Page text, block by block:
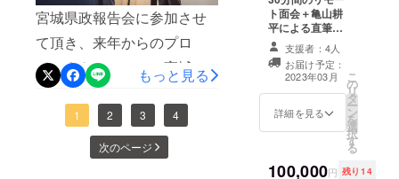
致します。お時間を作って
頂き誠に有難うございまし
た。
宮城県政報告会に参加させ
て頂き、来年からのプロ
ジェクトについて、宮城県
知事 村井知事はじめ、県
会議員様約30名、また宮城
県を代表される各会長様、
もっと見る
1 2 3 4
次のページ
となります。 リ
モート面会実施
の日程につきま
しては、事前に
支援者様へメー
ルを転送致しま
整打ち合わせを
させて頂きます
絡が取れるもの
ト面会＋亀山耕
平による直筆感
謝手紙＋直筆サ
イン色紙提供 サ
イン色紙に直筆
でサインし、手
紙と一緒に発送
致します。 リ
ムズ事務局1名が
支援者：4人
お届け予定：
2023年03月
詳細を見る
こ
の
リ
タ
ー
ン
を
選
択
す
る
100,000円 残り14